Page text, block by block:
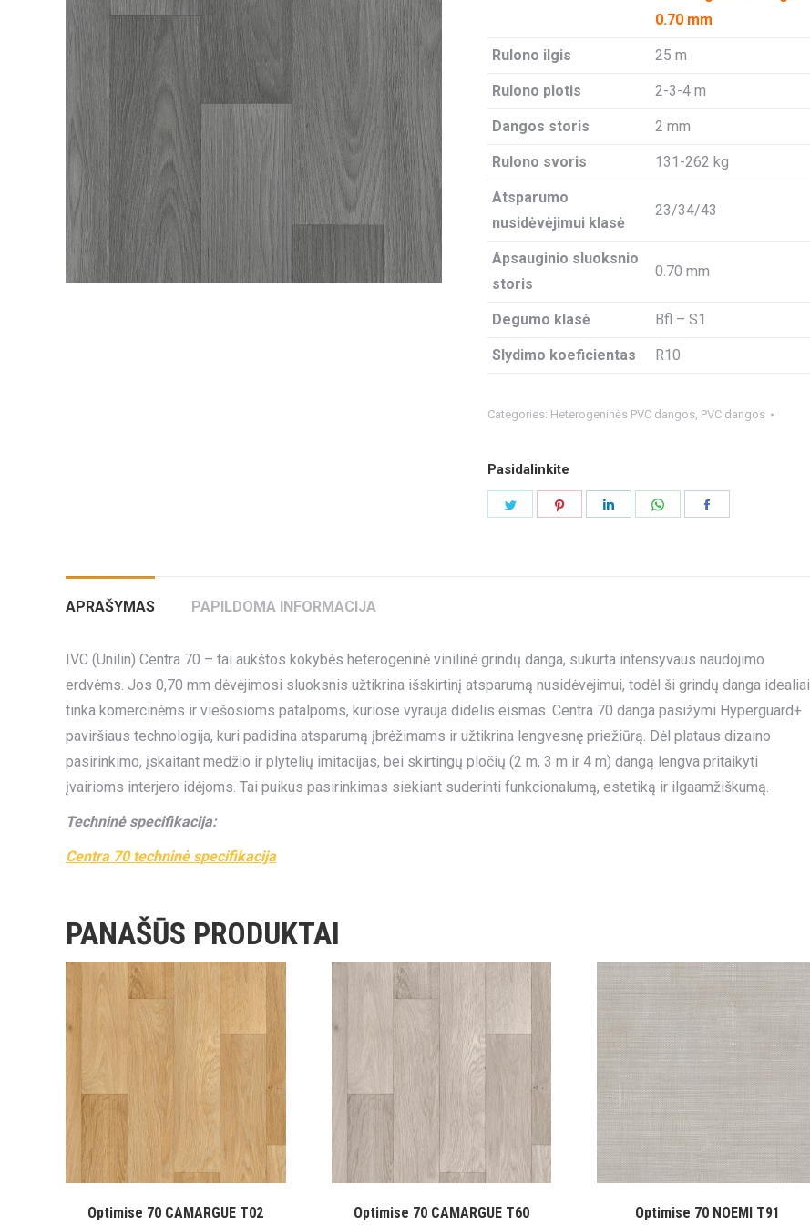
0.70 mm
Rulono ilgis 25 m
Rulono plotis 2-3-4 m
Dangos storis 2 mm
Rulono svoris 131-262 kg
Atsparumo
nusidėvėjimui klasė
23/34/43
Apsauginio sluoksnio
storis
0.70 mm
Degumo klasė Bfl – S1
Slydimo koeficientas R10
Categories: Heterogeninės PVC dangos, PVC dangos
Pasidalinkite
Share
Share
APRAŠYMAS PAPILDOMA INFORMACIJA
IVC (Unilin) Centra 70 – tai aukštos kokybės heterogeninė vinilinė grindų danga, sukurta intensyvaus naudojimo
erdvėms. Jos 0,70 mm dėvėjimosi sluoksnis užtikrina išskirtinį atsparumą nusidėvėjimui, todėl ši grindų danga idealiai
tinka komercinėms ir viešosioms patalpoms, kuriose vyrauja didelis eismas. Centra 70 danga pasižymi Hyperguard+
paviršiaus technologija, kuri padidina atsparumą įbrėžimams ir užtikrina lengvesnę priežiūrą. Dėl plataus dizaino
pasirinkimo, įskaitant medžio ir plytelių imitacijas, bei skirtingų pločių (2 m, 3 m ir 4 m) dangą lengva pritaikyti
įvairioms interjero idėjoms. Tai puikus pasirinkimas siekiant suderinti funkcionalumą, estetiką ir ilgaamžiškumą.
Techninė specifikacija:
Centra 70 techninė specifikacija
PANAŠŪS PRODUKTAI
Optimise 70 CAMARGUE T02 Optimise 70 CAMARGUE T60 Optimise 70 NOEMI T91